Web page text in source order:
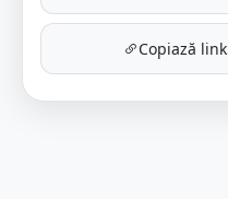
Copiază link